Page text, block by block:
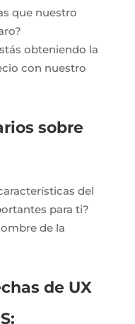
que nuestro
obteniendo la
con nuestro
sobre
del
para ti?
de la
de UX